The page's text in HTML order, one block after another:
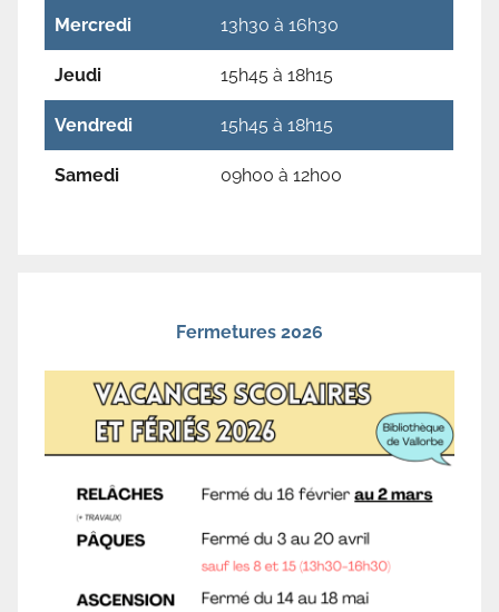
Mercredi 13h30 à 16h30
Jeudi 15h45 à 18h15
Vendredi 15h45 à 18h15
Samedi 09h00 à 12h00
Fermetures 2026